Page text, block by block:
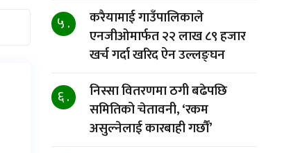
५ .
करैयामाई गाउँपालिकाले
एनजीओमार्फत २२ लाख ८९ हजार
खर्च गर्दा खरिद ऐन उल्लङ्घन
६ .
निस्सा वितरणमा ठगी बढेपछि
समितिको चेतावनी, ‘रकम
असुल्नेलाई कारबाही गर्छाैं’